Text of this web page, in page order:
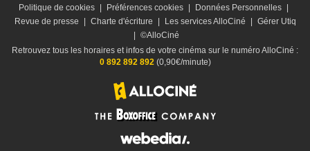
Politique de cookies
Préférences cookies Données Personnelles
Revue de presse
Charte d'écriture Les services AlloCiné
Gérer Utiq
©AlloCiné
Retrouvez tous les horaires et infos de votre cinéma sur le numéro AlloCiné :
0 892 892 892(0,90€/minute)